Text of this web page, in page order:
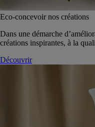
Eco-concevoir nos créations
Dans une démarche
créations inspirantes, à la
Découvrir